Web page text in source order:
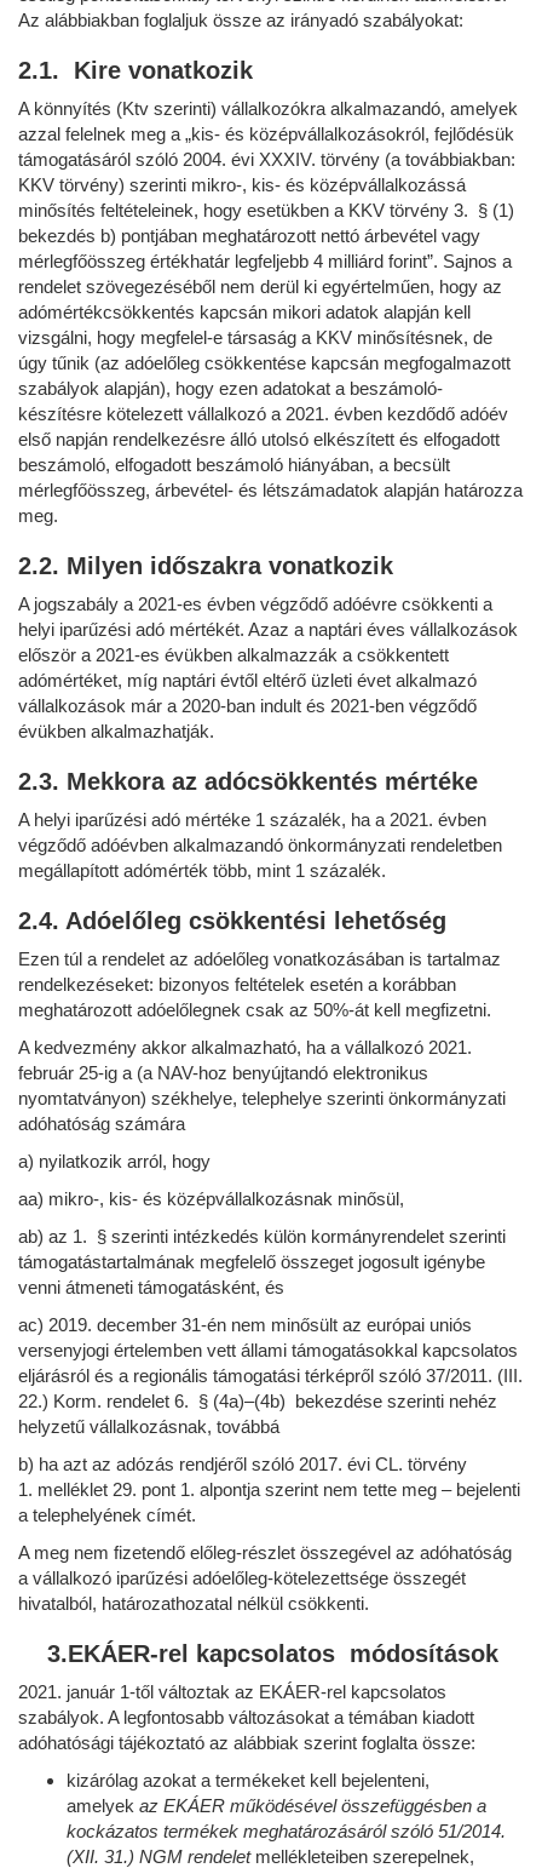
Az alábbiakban foglaljuk össze az irányadó szabályokat:
2.1. Kire vonatkozik
A könnyítés (Ktv szerinti) vállalkozókra alkalmazandó, amelyek
azzal felelnek meg a „kis- és középvállalkozásokról, fejlődésük
támogatásáról szóló 2004. évi XXXIV. törvény (a továbbiakban:
KKV törvény) szerinti mikro-, kis- és középvállalkozássá
minősítés feltételeinek, hogy esetükben a KKV törvény 3. § (1)
bekezdés b) pontjában meghatározott nettó árbevétel vagy
mérlegfőösszeg értékhatár legfeljebb 4 milliárd forint”. Sajnos a
rendelet szövegezéséből nem derül ki egyértelműen, hogy az
adómértékcsökkentés kapcsán mikori adatok alapján kell
vizsgálni, hogy megfelel-e társaság a KKV minősítésnek, de
úgy tűnik (az adóelőleg csökkentése kapcsán megfogalmazott
szabályok alapján), hogy ezen adatokat a beszámoló-
készítésre kötelezett vállalkozó a 2021. évben kezdődő adóév
első napján rendelkezésre álló utolsó elkészített és elfogadott
beszámoló, elfogadott beszámoló hiányában, a becsült
mérlegfőösszeg, árbevétel- és létszámadatok alapján határozza
meg.
2.2. Milyen időszakra vonatkozik
A jogszabály a 2021-es évben végződő adóévre csökkenti a
helyi iparűzési adó mértékét. Azaz a naptári éves vállalkozások
először a 2021-es évükben alkalmazzák a csökkentett
adómértéket, míg naptári évtől eltérő üzleti évet alkalmazó
vállalkozások már a 2020-ban indult és 2021-ben végződő
évükben alkalmazhatják.
2.3. Mekkora az adócsökkentés mértéke
A helyi iparűzési adó mértéke 1 százalék, ha a 2021. évben
végződő adóévben alkalmazandó önkormányzati rendeletben
megállapított adómérték több, mint 1 százalék.
2.4. Adóelőleg csökkentési lehetőség
Ezen túl a rendelet az adóelőleg vonatkozásában is tartalmaz
rendelkezéseket: bizonyos feltételek esetén a korábban
meghatározott adóelőlegnek csak az 50%-át kell megfizetni.
A kedvezmény akkor alkalmazható, ha a vállalkozó 2021.
február 25-ig a (a NAV-hoz benyújtandó elektronikus
nyomtatványon) székhelye, telephelye szerinti önkormányzati
adóhatóság számára
a) nyilatkozik arról, hogy
aa) mikro-, kis- és középvállalkozásnak minősül,
ab) az 1. § szerinti intézkedés külön kormányrendelet szerinti
támogatástartalmának megfelelő összeget jogosult igénybe
venni átmeneti támogatásként, és
ac) 2019. december 31-én nem minősült az európai uniós
versenyjogi értelemben vett állami támogatásokkal kapcsolatos
eljárásról és a regionális támogatási térképről szóló 37/2011. (III.
22.) Korm. rendelet 6. § (4a)–(4b) bekezdése szerinti nehéz
helyzetű vállalkozásnak, továbbá
b) ha azt az adózás rendjéről szóló 2017. évi CL. törvény
1. melléklet 29. pont 1. alpontja szerint nem tette meg – bejelenti
a telephelyének címét.
A meg nem fizetendő előleg-részlet összegével az adóhatóság
a vállalkozó iparűzési adóelőleg-kötelezettsége összegét
hivatalból, határozathozatal nélkül csökkenti.
3.EKÁER-rel kapcsolatos módosítások
2021. január 1-től változtak az EKÁER-rel kapcsolatos
szabályok. A legfontosabb változásokat a témában kiadott
adóhatósági tájékoztató az alábbiak szerint foglalta össze:
kizárólag azokat a termékeket kell bejelenteni,
amelyek az EKÁER működésével összefüggésben a
kockázatos termékek meghatározásáról szóló 51/2014.
(XII. 31.) NGM rendeletmellékleteiben szerepelnek,